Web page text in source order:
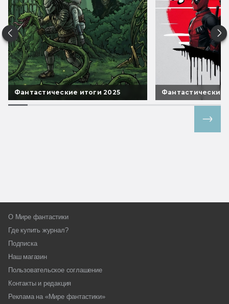
Фантастические итоги 2025 Фантастические
О Мире фантастики
Где купить журнал?
Подписка
Наш магазин
Пользовательское соглашение
Контакты и редакция
Реклама на «Мире фантастики»